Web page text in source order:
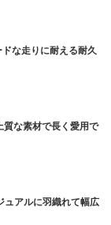
な走りに耐える耐久
な素材で長く愛用で
ュアルに羽織れて幅広